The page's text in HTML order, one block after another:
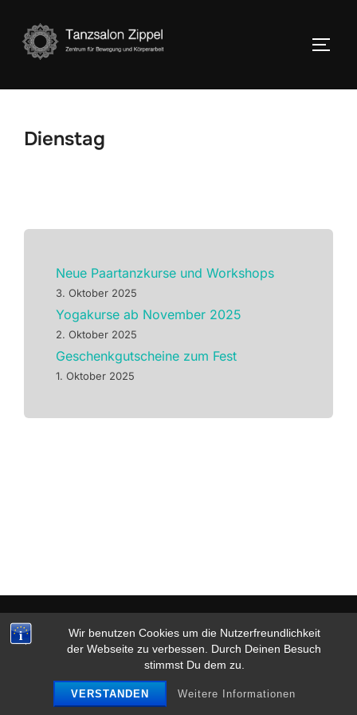
Wir benutzen Cookies um die Nutzerfreundlichkeit
der Webseite zu verbessen. Durch Deinen Besuch
stimmst Du dem zu.
VERSTANDEN Weitere Informationen
Inhalt
springen
Dienstag
Neue Paartanzkurse und Workshops
3. Oktober 2025
Yogakurse ab November 2025
2. Oktober 2025
Geschenkgutscheine zum Fest
1. Oktober 2025
Datenschutz & Impressum
Copyright © 2026 Tanzsalon Zippel
Inspiro Themevon WPZOOM